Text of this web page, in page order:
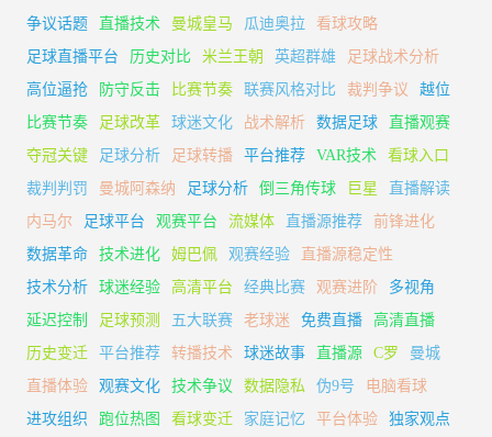
争议话题
直播技术 曼城皇马 瓜迪奥拉
看球攻略
足球直播平台
历史对比 米兰王朝 英超群雄
足球战术分析
高位逼抢
防守反击 比赛节奏 联赛风格对比 裁判争议
越位
比赛节奏
足球改革 球迷文化 战术解析 数据足球
直播观赛
夺冠关键
足球分析 足球转播 平台推荐 VAR技术
看球入口
裁判判罚
曼城阿森纳 足球分析 倒三角传球 巨星
直播解读
内马尔
足球平台 观赛平台 流媒体 直播源推荐
前锋进化
数据革命
技术进化 姆巴佩 观赛经验
直播源稳定性
技术分析
球迷经验 高清平台 经典比赛 观赛进阶
多视角
延迟控制
足球预测 五大联赛 老球迷 免费直播
高清直播
历史变迁
平台推荐 转播技术 球迷故事 直播源 C罗
曼城
直播体验
观赛文化 技术争议 数据隐私 伪9号
电脑看球
进攻组织
跑位热图 看球变迁 家庭记忆 平台体验 独家观点